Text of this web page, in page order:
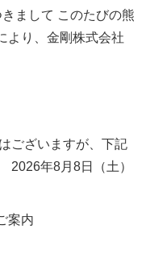
まして このたびの熊
より、金剛株式会社
ございますが、下記
2026年8月8日（土）
案内